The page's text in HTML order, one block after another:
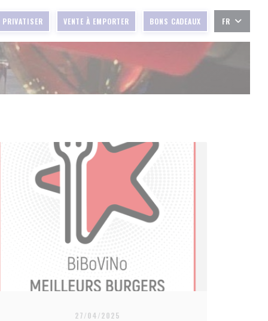
PRIVATISER VENTE À EMPORTER BONS CADEAUX FR
27/04/2025